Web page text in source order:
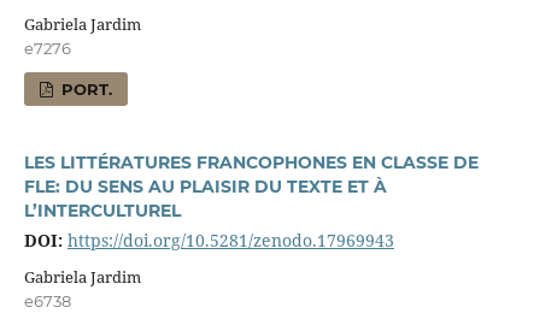
Gabriela Jardim
e7276
PORT.
LES LITTÉRATURES FRANCOPHONES EN CLASSE DE
FLE: DU SENS AU PLAISIR DU TEXTE ET À
L’INTERCULTUREL
DOI: https://doi.org/10.5281/zenodo.17969943
Gabriela Jardim
e6738